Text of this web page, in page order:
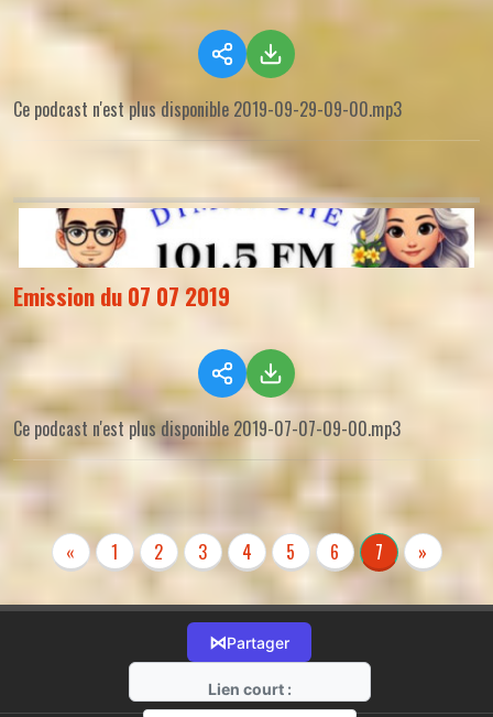
Ce podcast n'est plus disponible 2019-09-29-09-00.mp3
Emission du 07 07 2019
Ce podcast n'est plus disponible 2019-07-07-09-00.mp3
« 1 2 3 4 5 6 7 »
⋈Partager
Lien court :